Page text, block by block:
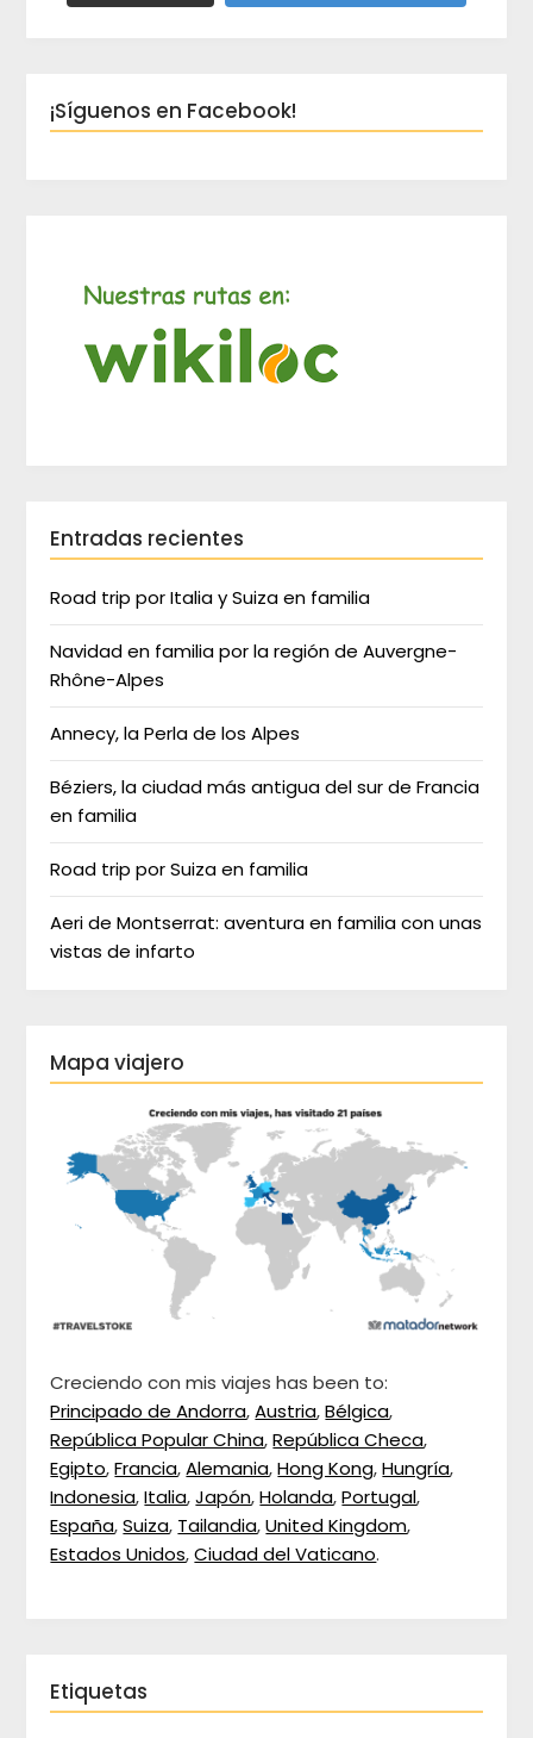
¡Síguenos en Facebook!
Entradas recientes
Road trip por Italia y Suiza en familia
Navidad en familia por la región de Auvergne-
Rhône-Alpes
Annecy, la Perla de los Alpes
Béziers, la ciudad más antigua del sur de Francia
en familia
Road trip por Suiza en familia
Aeri de Montserrat: aventura en familia con unas
vistas de infarto
Mapa viajero
Creciendo con mis viajes has been to:
Principado de Andorra,Austria,Bélgica,
República Popular China,República Checa,
Egipto,Francia,Alemania,Hong Kong,Hungría,
Indonesia,Italia,Japón,Holanda,Portugal,
España,Suiza, Tailandia,United Kingdom,
Estados Unidos,Ciudad del Vaticano.
Etiquetas